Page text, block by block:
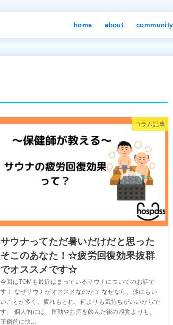
home about community
コラム記事
サウナってただ暑いだけだと思った
そこのあなた！☆疲労回復効果抜群
でオススメです☆
今回はTOMも最近はまっているサウナについてのお話で
す！ なぜサウナがオススメなのか？ なぜなら、体にもい
いことが多く、疲れもとれ、何よりも気持ちがいいからで
す。 個人的には、運動やお酒を飲んだ後の感覚よりも、
圧倒的に快...